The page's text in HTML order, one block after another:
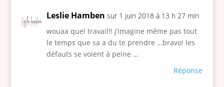
Leslie Hamben sur 1 juin 2018 à 13 h 27 min
wouaa quel travail!! j’imagine même pas tout
le temps que sa a du te prendre …bravo! les
défauts se voient à peine …
Réponse